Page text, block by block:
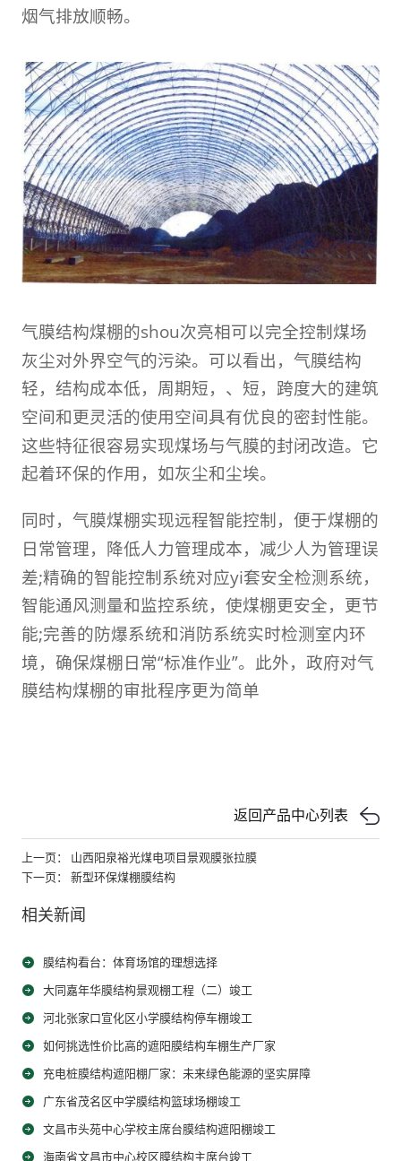
烟气排放顺畅。
气膜结构煤棚的shou次亮相可以完全控制煤场
灰尘对外界空气的污染。可以看出，气膜结构
轻，结构成本低，周期短，、短，跨度大的建筑
空间和更灵活的使用空间具有优良的密封性能。
这些特征很容易实现煤场与气膜的封闭改造。它
起着环保的作用，如灰尘和尘埃。
同时，气膜煤棚实现远程智能控制，便于煤棚的
日常管理，降低人力管理成本，减少人为管理误
差;精确的智能控制系统对应yi套安全检测系统，
智能通风测量和监控系统，使煤棚更安全，更节
能;完善的防爆系统和消防系统实时检测室内环
境，确保煤棚日常“标准作业”。此外，政府对气
膜结构煤棚的审批程序更为简单
返回产品中心列表
上一页： 山西阳泉裕光煤电项目景观膜张拉膜
下一页： 新型环保煤棚膜结构
相关新闻
膜结构看台：体育场馆的理想选择
大同嘉年华膜结构景观棚工程（二）竣工
河北张家口宣化区小学膜结构停车棚竣工
如何挑选性价比高的遮阳膜结构车棚生产厂家
充电桩膜结构遮阳棚厂家：未来绿色能源的坚实屏障
广东省茂名区中学膜结构篮球场棚竣工
文昌市头苑中心学校主席台膜结构遮阳棚竣工
海南省文昌市中心校区膜结构主席台竣工